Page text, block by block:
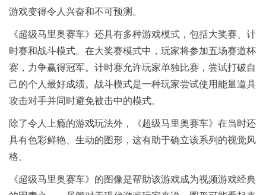
游戏变得令人兴奋和不可预测。
《超级马里奥赛车》还具有多种游戏模式，包括大奖赛、计
时赛和战斗模式。在大奖赛模式中，玩家将参加五场赛道杯
赛，力争赢得冠军。计时赛允许玩家单独比赛，尝试打破自
己的个人最好成绩。战斗模式是一种玩家尝试使用能量道具
攻击对手并同时避免被击中的模式。
除了令人上瘾的游戏玩法外，《超级马里奥赛车》在当时还
具有色彩鲜艳、生动的图形，这有助于确立该系列的视觉风
格。
《超级马里奥赛车》的图像是帮助该游戏成为视频游戏经典